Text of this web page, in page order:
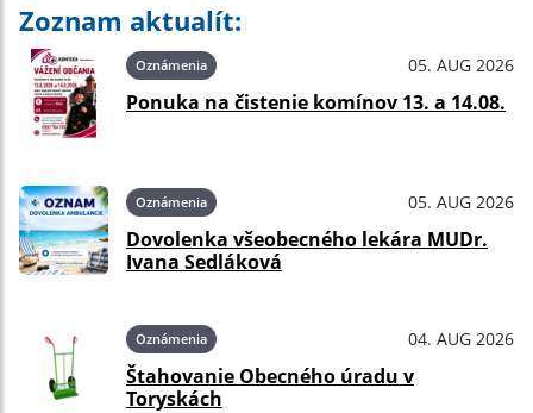
Zoznam aktualít:
Oznámenia 05. AUG 2026
Ponuka na čistenie komínov 13. a 14.08.
Oznámenia 05. AUG 2026
Dovolenka všeobecného lekára MUDr.
Ivana Sedláková
Oznámenia 04. AUG 2026
Štahovanie Obecného úradu v
Toryskách